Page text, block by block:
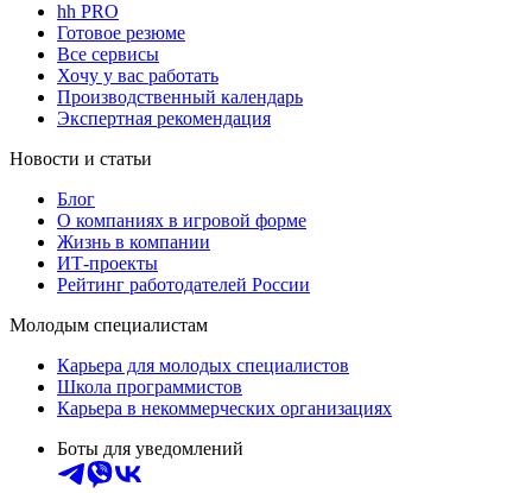
hh PRO
Готовое резюме
Все сервисы
Хочу у вас работать
Производственный календарь
Экспертная рекомендация
Новости и статьи
Блог
О компаниях в игровой форме
Жизнь в компании
ИТ-проекты
Рейтинг работодателей России
Молодым специалистам
Карьера для молодых специалистов
Школа программистов
Карьера в некоммерческих организациях
Боты для уведомлений